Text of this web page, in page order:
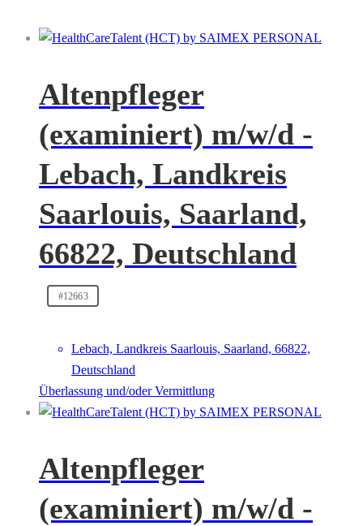
Altenpfleger
(examiniert) m/w/d -
Lebach, Landkreis
Saarlouis, Saarland,
66822, Deutschland
#12663
Lebach, Landkreis Saarlouis, Saarland, 66822,
Deutschland
Überlassung und/oder Vermittlung
Altenpfleger
(examiniert) m/w/d -